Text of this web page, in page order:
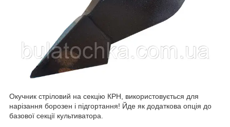
Окучник стріловий на секцію КРН, використовується для
нарізання борозен і підгортання! Йде як додаткова опція до
базової секції культиватора.